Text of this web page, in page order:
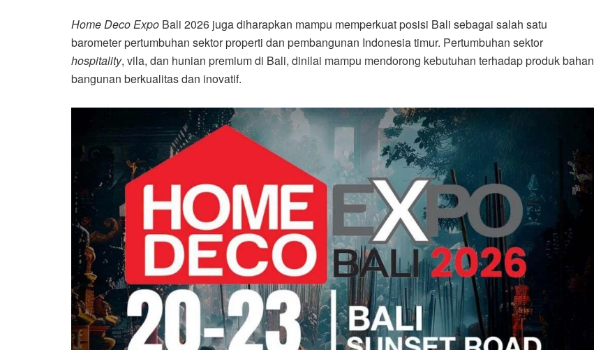
Home Deco Expo Bali 2026 juga diharapkan mampu memperkuat posisi Bali sebagai salah satu
barometer pertumbuhan sektor properti dan pembangunan Indonesia timur. Pertumbuhan sektor
hospitality, vila, dan hunian premium di Bali, dinilai mampu mendorong kebutuhan terhadap produk bahan
bangunan berkualitas dan inovatif.